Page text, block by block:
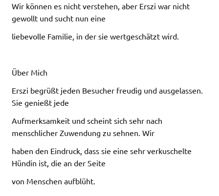
Wir können es nicht verstehen, aber Erszi war nicht
gewollt und sucht nun eine
liebevolle Familie, in der sie wertgeschätzt wird.
Über Mich
Erszi begrüßt jeden Besucher freudig und ausgelassen.
Sie genießt jede
Aufmerksamkeit und scheint sich sehr nach
menschlicher Zuwendung zu sehnen. Wir
haben den Eindruck, dass sie eine sehr verkuschelte
Hündin ist, die an der Seite
von Menschen aufblüht.